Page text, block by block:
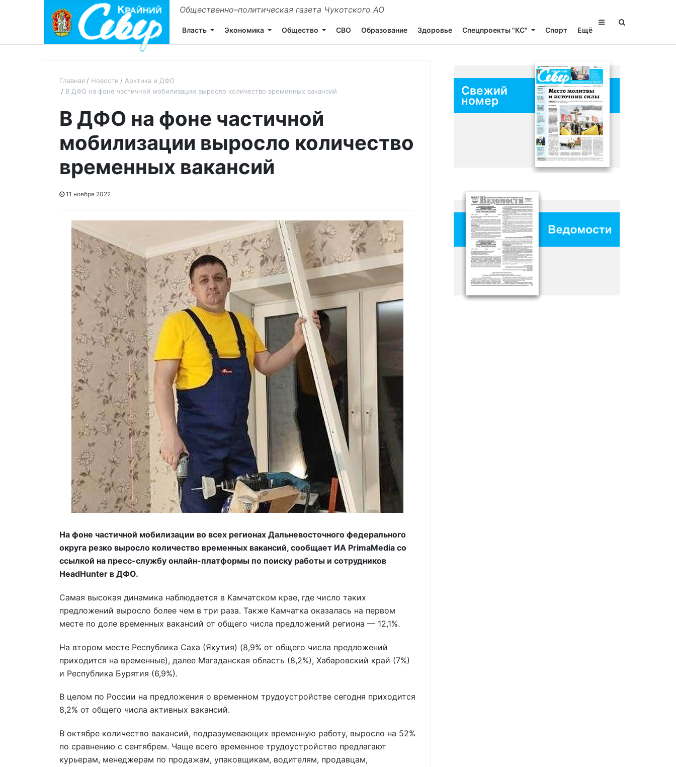
Общественно–политическая газета Чукотского АО
Власть Экономика Общество СВО Образование Здоровье Спецпроекты "КС" Спорт Ещё
Главная Новости
Арктика и ДФО
В ДФО на фоне частичной мобилизации выросло количество временных вакансий
В ДФО на фоне частичной
мобилизации выросло количество
временных вакансий
11 ноября 2022
На фоне частичной мобилизации во всех регионах Дальневосточного федерального
округа резко выросло количество временных вакансий, сообщает ИА PrimaMedia со
ссылкой на пресс-службу онлайн-платформы по поиску работы и сотрудников
HeadHunter в ДФО.
Самая высокая динамика наблюдается в Камчатском крае, где число таких
предложений выросло более чем в три раза. Также Камчатка оказалась на первом
месте по доле временных вакансий от общего числа предложений региона — 12,1%.
На втором месте Республика Саха (Якутия) (8,9% от общего числа предложений
приходится на временные), далее Магаданская область (8,2%), Хабаровский край (7%)
и Республика Бурятия (6,9%).
В целом по России на предложения о временном трудоустройстве сегодня приходится
8,2% от общего числа активных вакансий.
В октябре количество вакансий, подразумевающих временную работу, выросло на 52%
по сравнению с сентябрем. Чаще всего временное трудоустройство предлагают
курьерам, менеджерам по продажам, упаковщикам, водителям, продавцам,
Свежий
номер